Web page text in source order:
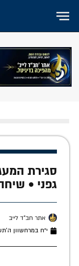
סגירת
גפני •
אתר חב"ד לייב
י״ח במרחשוון